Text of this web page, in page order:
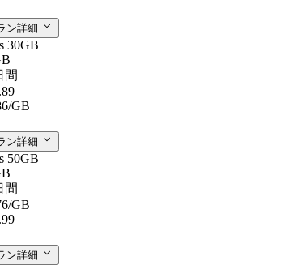
ン詳細
30GB
間
/GB
ン詳細
50GB
間
/GB
ン詳細